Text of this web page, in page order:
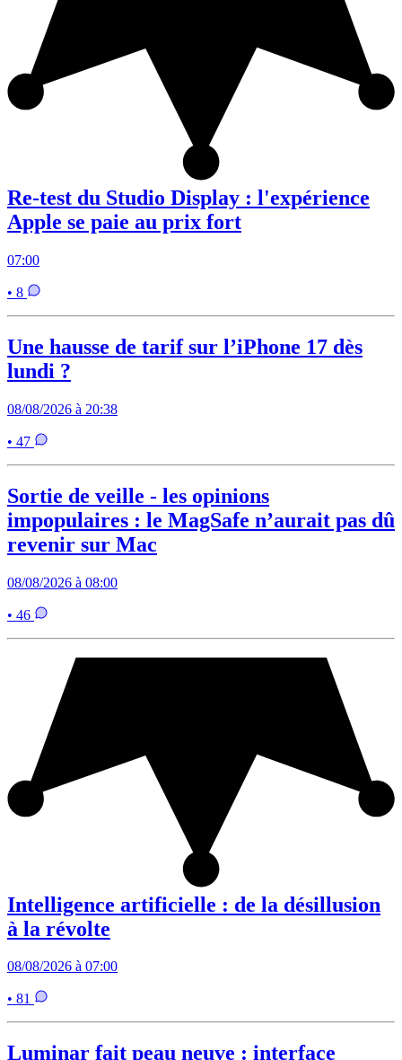
Re-test du Studio Display : l'expérience
Apple se paie au prix fort
07:00
• 8
Une hausse de tarif sur l’iPhone 17 dès
lundi ?
08/08/2026 à 20:38
• 47
Sortie de veille - les opinions
impopulaires : le MagSafe n’aurait pas dû
revenir sur Mac
08/08/2026 à 08:00
• 46
Intelligence artificielle : de la désillusion
à la révolte
08/08/2026 à 07:00
• 81
Luminar fait peau neuve : interface